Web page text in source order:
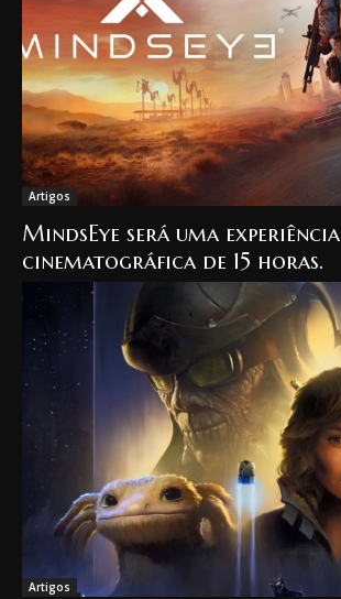
Artigos
MindsEye será uma experiência
cinematográfica de 15 horas.
Artigos